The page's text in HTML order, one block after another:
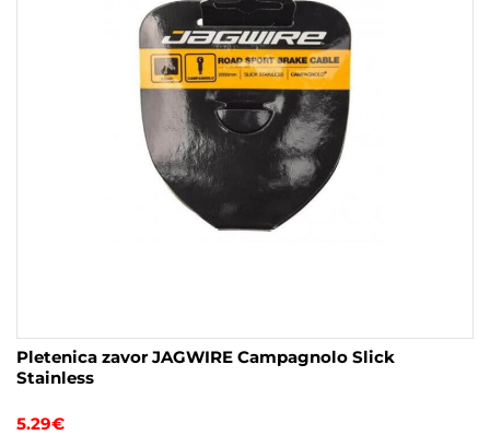
Pletenica zavor JAGWIRE Campagnolo Slick
Stainless
5.29€